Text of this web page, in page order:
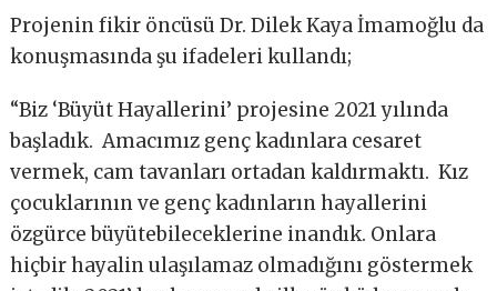
Projenin fikir öncüsü Dr. Dilek Kaya İmamoğlu da
konuşmasında şu ifadeleri kullandı;
“Biz ‘Büyüt Hayallerini’ projesine 2021 yılında
başladık. Amacımız genç kadınlara cesaret
vermek, cam tavanları ortadan kaldırmaktı. Kız
çocuklarının ve genç kadınların hayallerini
özgürce büyütebileceklerine inandık. Onlara
hiçbir hayalin ulaşılamaz olmadığını göstermek